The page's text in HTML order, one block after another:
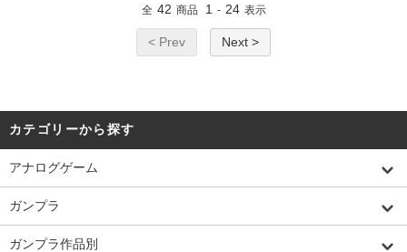
全 42 商品 1 - 24 表示
< Prev Next >
カテゴリーから探す
アナログゲーム
ガンプラ
ガンプラ作品別